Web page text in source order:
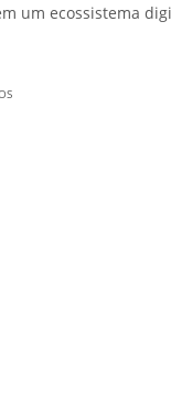
um ecossistema